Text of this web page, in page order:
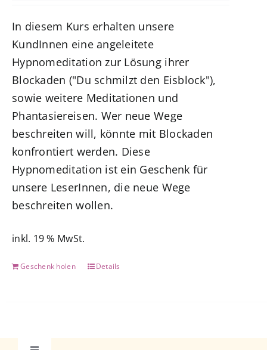
7,77 €0,00 €.
In diesem Kurs erhalten unsere
KundInnen eine angeleitete
Hypnomeditation zur Lösung ihrer
Blockaden ("Du schmilzt den Eisblock"),
sowie weitere Meditationen und
Phantasiereisen. Wer neue Wege
beschreiten will, könnte mit Blockaden
konfrontiert werden. Diese
Hypnomeditation ist ein Geschenk für
unsere LeserInnen, die neue Wege
beschreiten wollen.
inkl. 19 % MwSt.
Geschenk holen Details